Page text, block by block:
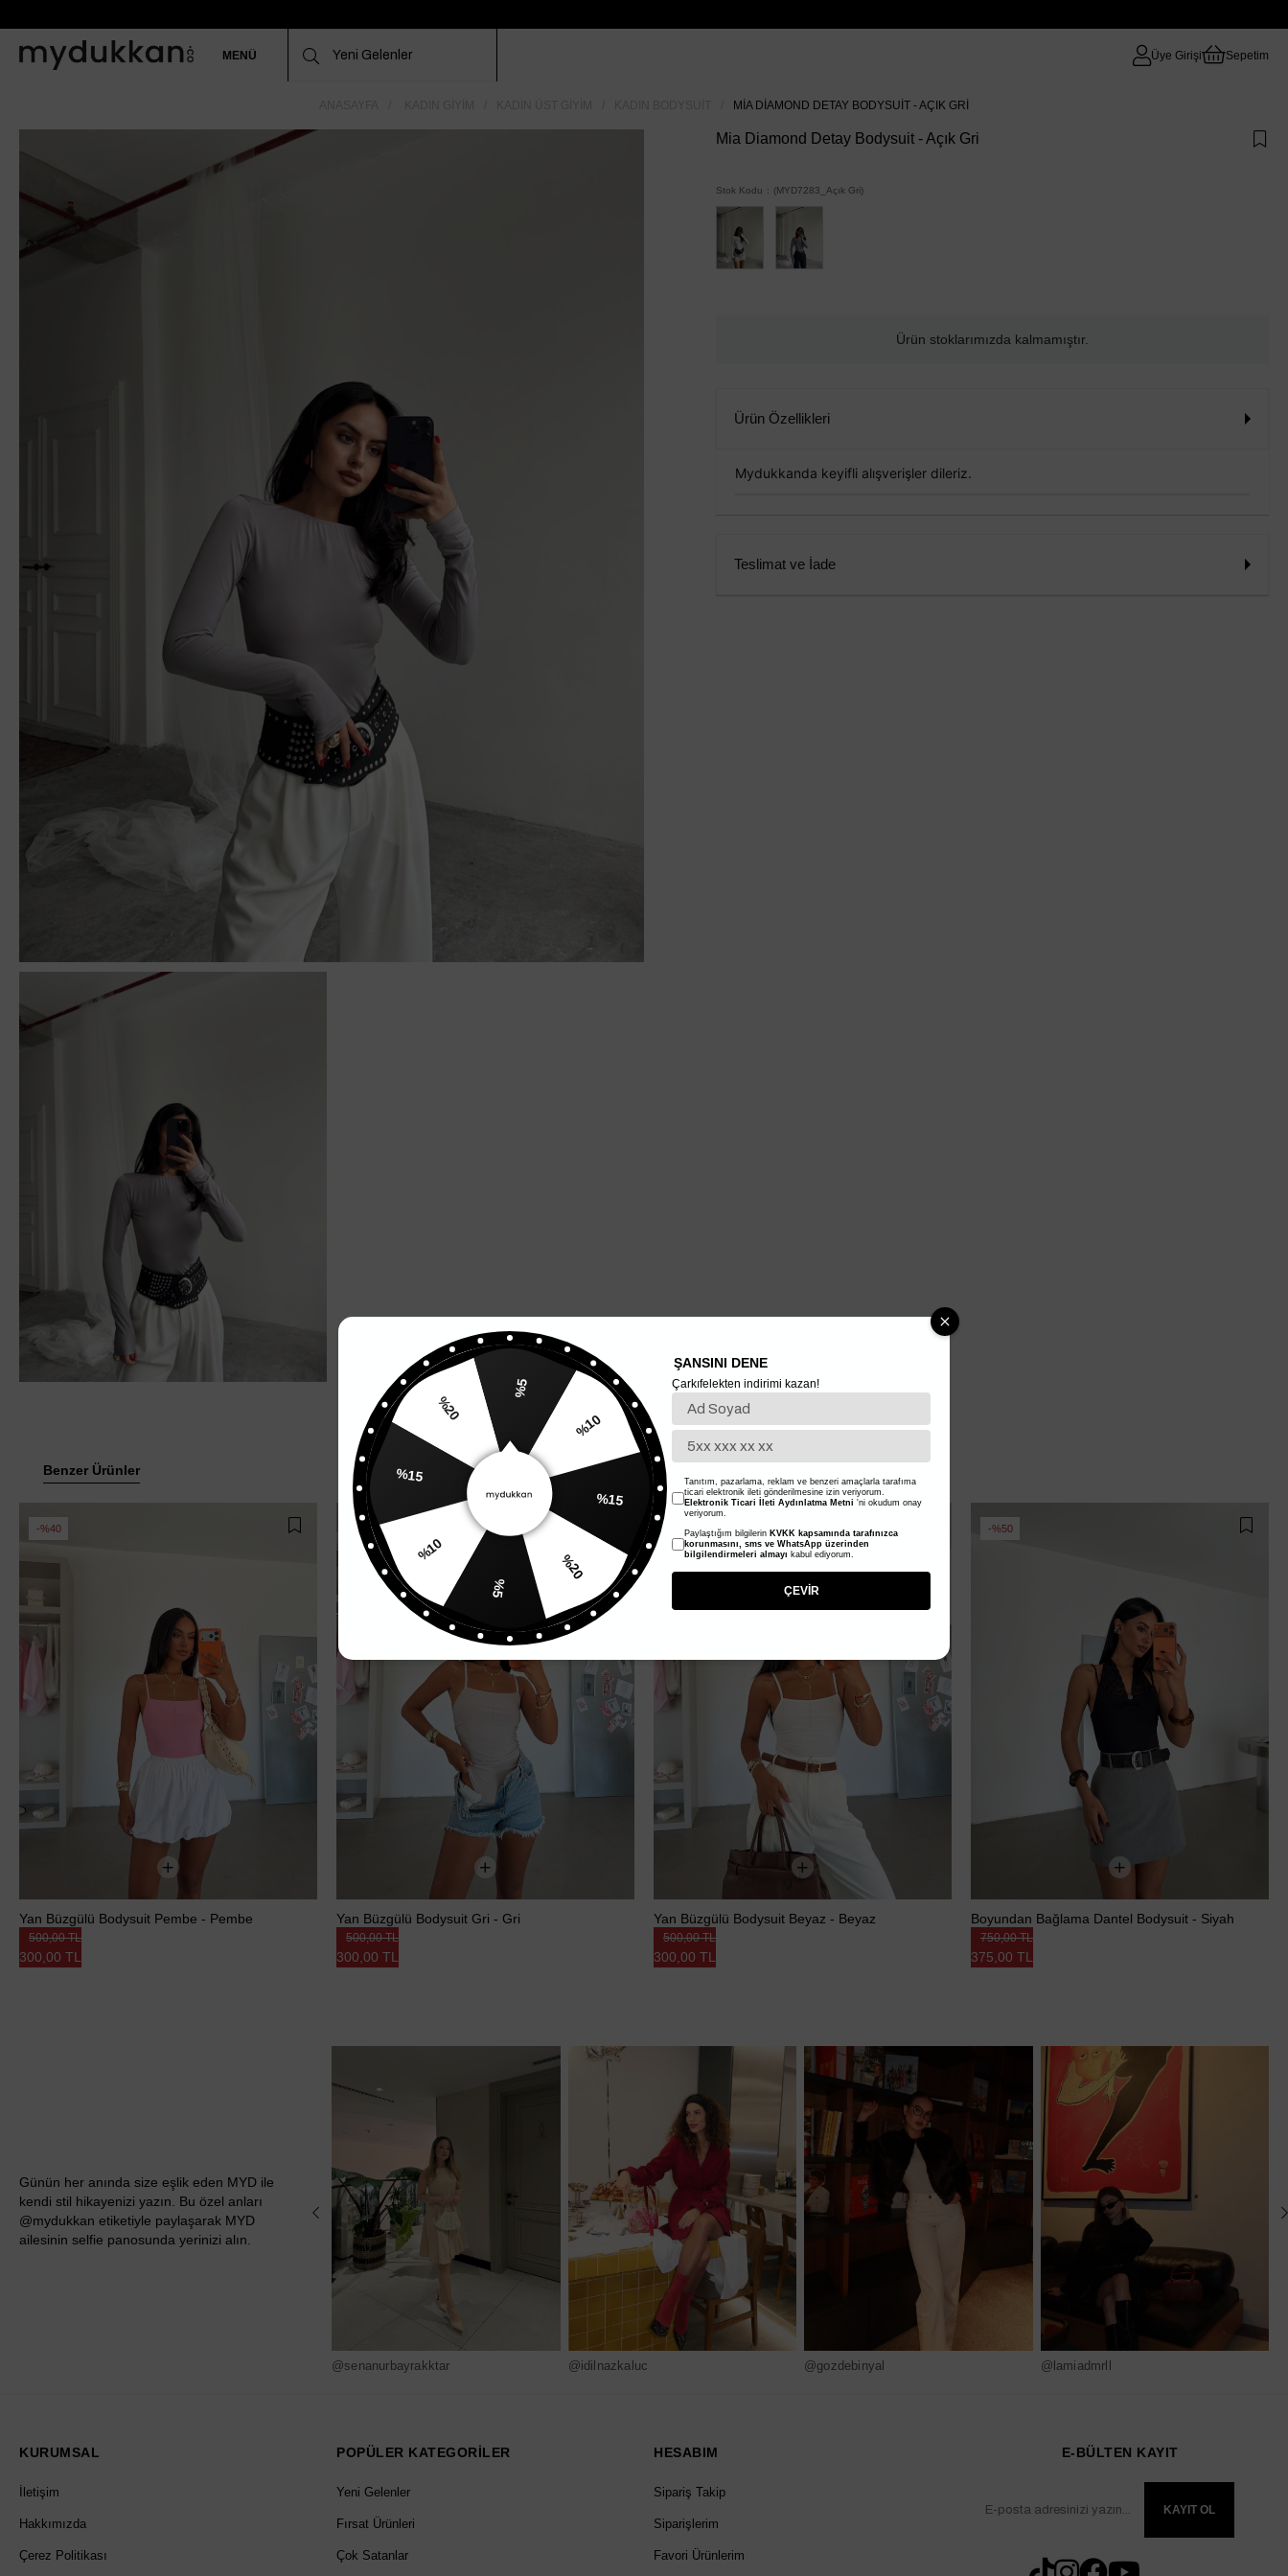
MENÜ Üye Girişi Sepetim
MIA DIAMOND DETAY BODYSUIT - AÇIK GRI
Mia Diamond Detay Bodysuit - Açık Gri
Stok Kodu (MYD7283_Açık Gri)
Ürün stoklarımızda kalmamıştır.
Ürün Özellikleri
Mydukkanda keyifli alışverişler dileriz.
Teslimat ve İade
Benzer Ürünler
%40
Yan Büzgülü Bodysuit Pembe - Pembe
300,00 TL
500,00 TL
%40
Yan Büzgülü Bodysuit Gri - Gri
300,00 TL
500,00 TL
%40
Yan Büzgülü Bodysuit Beyaz - Beyaz
300,00 TL
500,00 TL
%50
Boyundan Bağlama Dantel Bodysuit - Siyah
375,00 TL
750,00 TL
Günün her anında size eşlik eden MYD ile
kendi stil hikayenizi yazın. Bu özel anları
@mydukkan etiketiyle paylaşarak MYD
ailesinin selfie panosunda yerinizi alın.
@senanurbayrakktar @idilnazkaluc @gozdebinyal @lamiadmrll
KURUMSAL
İletişim
Hakkımızda
Çerez Politikası
POPÜLER KATEGORİLER
Yeni Gelenler
Fırsat Ürünleri
Çok Satanlar
HESABIM
Sipariş Takip
Siparişlerim
Favori Ürünlerim
E-BÜLTEN KAYIT
KAYIT OL
%5
%10
%15
%20
%5
%10
%20
ŞANSINI DENE
Çarkıfelekten indirimi kazan!
Tanıtım, pazarlama, reklam ve benzeri amaçlarla tarafıma
ticari elektronik ileti gönderilmesine izin veriyorum.
Elektronik Ticari İleti Aydınlatma Metni 'ni okudum onay
veriyorum.
Paylaştığım bilgilerin KVKK kapsamında tarafınızca
korunmasını, sms ve WhatsApp üzerinden
bilgilendirmeleri almayı kabul ediyorum.
ÇEVİR